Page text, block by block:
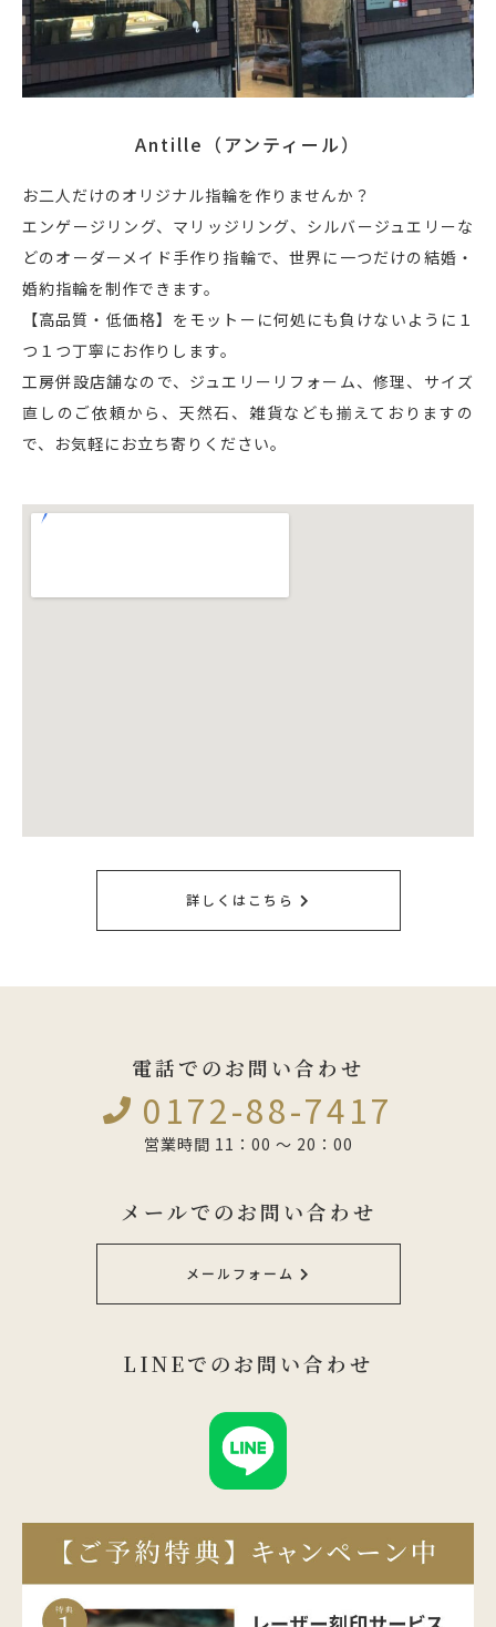
Antille（アンティール）
お二人だけのオリジナル指輪を作りませんか？
エンゲージリング、マリッジリング、シルバージュエリーな
どのオーダーメイド手作り指輪で、世界に一つだけの結婚・
婚約指輪を制作できます。
【高品質・低価格】をモットーに何処にも負けないように１
つ１つ丁寧にお作りします。
工房併設店舗なので、ジュエリーリフォーム、修理、サイズ
直しのご依頼から、天然石、雑貨なども揃えておりますの
で、お気軽にお立ち寄りください。
詳しくはこちら
電話でのお問い合わせ
0172-88-7417
営業時間 11：00 ～ 20：00
メールでのお問い合わせ
メールフォーム
LINEでのお問い合わせ